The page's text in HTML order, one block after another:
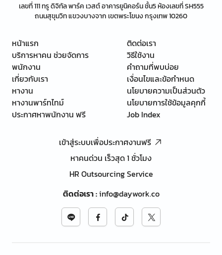
เลขที่ 111 ทรู ดิจิทัล พาร์ค เวสต์ อาคารยูนิคอร์น ชั้น5 ห้องเลขที่ SH555
ถนนสุขุมวิท แขวงบางจาก เขตพระโขนง กรุงเทพ 10260
หน้าแรก
บริการหาคน ช่วยจัดการ
พนักงาน
เกี่ยวกับเรา
หางาน
หางานพาร์ทไทม์
ประกาศหาพนักงาน ฟรี
ติดต่อเรา
วิธีใช้งาน
คำถามที่พบบ่อย
เงื่อนไขและข้อกำหนด
นโยบายความเป็นส่วนตัว
นโยบายการใช้ข้อมูลคุกกี้
Job Index
เข้าสู่ระบบเพื่อประกาศงานฟรี
หาคนด่วน เร็วสุด 1 ชั่วโมง
HR Outsourcing Service
ติดต่อเรา:info@daywork.co